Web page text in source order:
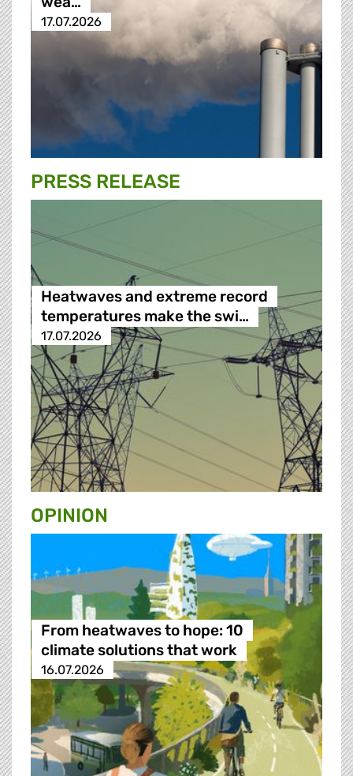
17.07.2026
PRESS RELEASE
Heatwaves and extreme record
temperatures make the swi…
17.07.2026
OPINION
From heatwaves to hope: 10
climate solutions that work
16.07.2026